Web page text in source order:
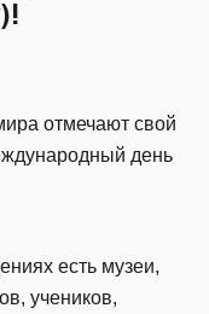
отмечают свой
день
есть музеи,
учеников,